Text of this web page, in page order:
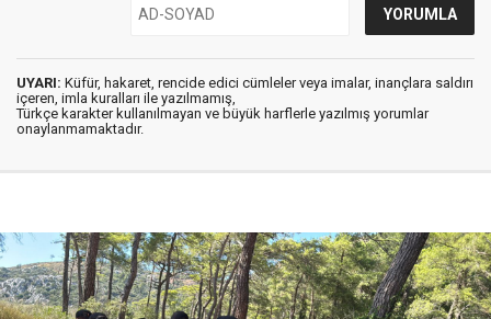
UYARI: Küfür, hakaret, rencide edici cümleler veya imalar, inançlara saldırı
içeren, imla kuralları ile yazılmamış,
Türkçe karakter kullanılmayan ve büyük harflerle yazılmış yorumlar
onaylanmamaktadır.